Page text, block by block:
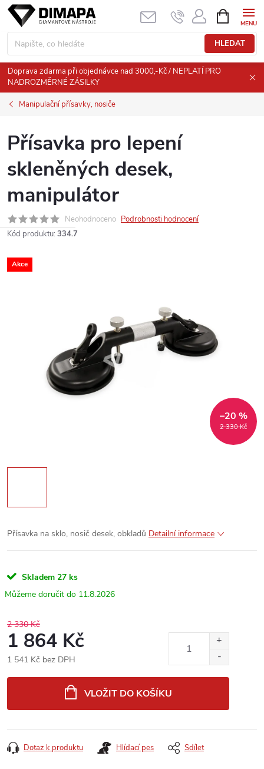
Přejít
obsah
HLEDAT
NÁKUPNÍ
KOŠÍK
Doprava zdarma při objednávce nad 3000,-Kč / NEPLATÍ PRO
NADROZMĚRNÉ ZÁSILKY
Manipulační přísavky, nosiče
Přísavka pro lepení
skleněných desek,
manipulátor
Neohodnoceno Podrobnosti hodnocení
Kód produktu: 334.7
Akce
2 330 Kč
–20 %
Přísavka na sklo, nosič desek, obkladů Detailní informace
Skladem 27 ks
11.8.2026
2 330 Kč
1 864 Kč
1 541 Kč bez DPH
VLOŽIT DO KOŠÍKU
Dotaz k produktu Hlídací pes Sdílet